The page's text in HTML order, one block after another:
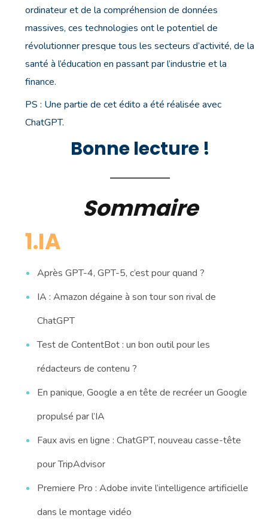
ordinateur et de la compréhension de données
massives, ces technologies ont le potentiel de
révolutionner presque tous les secteurs d’activité, de la
santé à l’éducation en passant par l’industrie et la
finance.
PS : Une partie de cet édito a été réalisée avec
ChatGPT.
Bonne lecture !
Sommaire
1.IA
Après GPT-4, GPT-5, c’est pour quand ?
IA : Amazon dégaine à son tour son rival de
ChatGPT
Test de ContentBot : un bon outil pour les
rédacteurs de contenu ?
En panique, Google a en tête de recréer un Google
propulsé par l’IA
Faux avis en ligne : ChatGPT, nouveau casse-tête
pour TripAdvisor
Premiere Pro : Adobe invite l’intelligence artificielle
dans le montage vidéo